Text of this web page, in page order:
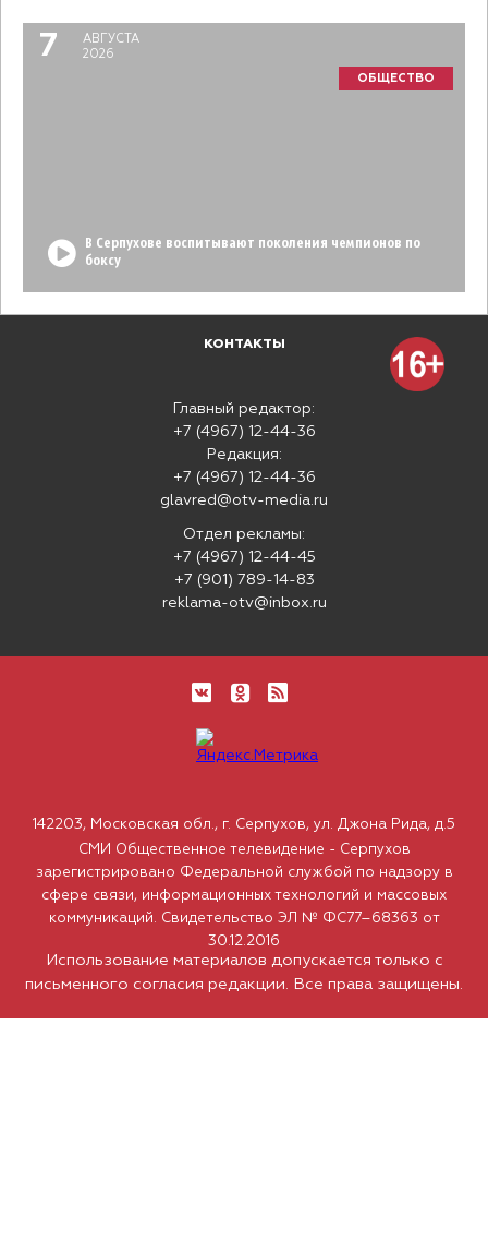
7
АВГУСТА
2026
ОБЩЕСТВО
В Серпухове воспитывают поколения чемпионов по
боксу
КОНТАКТЫ
Главный редактор:
+7 (4967) 12-44-36
Редакция:
+7 (4967) 12-44-36
glavred@otv-media.ru
Отдел рекламы:
+7 (4967) 12-44-45
+7 (901) 789-14-83
reklama-otv@inbox.ru
Использование материалов допускается только с
письменного согласия редакции. Все права защищены.
142203, Московская обл., г. Серпухов, ул. Джона Рида, д.5
СМИ Общественное телевидение - Серпухов
зарегистрировано Федеральной службой по надзору в
сфере связи, информационных технологий и массовых
коммуникаций. Свидетельство ЭЛ № ФС77–68363 от
30.12.2016